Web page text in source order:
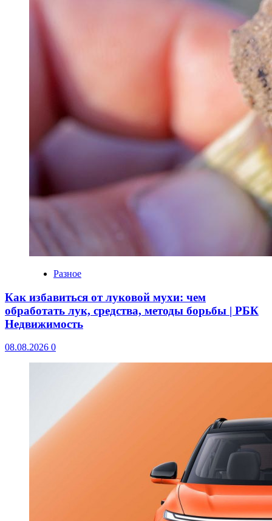
Разное
Как избавиться от луковой мухи: чем
обработать лук, средства, методы борьбы | РБК
Недвижимость
08.08.2026 0